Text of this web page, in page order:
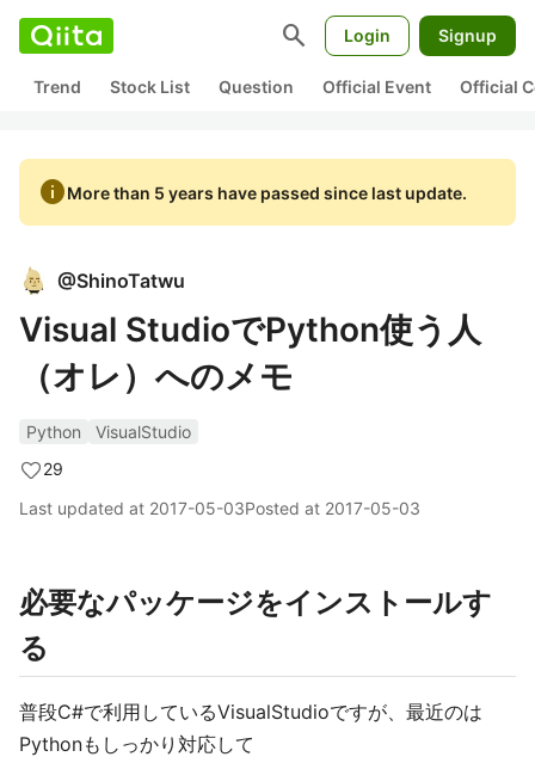
search Login Signup
Trend Stock List Question Official Event Official
infoMore than 5 years have passed since last update.
@ShinoTatwu
Visual StudioでPython使う人
（オレ）へのメモ
Python
VisualStudio
29
Last updated at 2017-05-03Posted at 2017-05-03
必要なパッケージをインストールす
る
普段C#で利用しているVisualStudioですが、最近のは
Pythonもしっかり対応して